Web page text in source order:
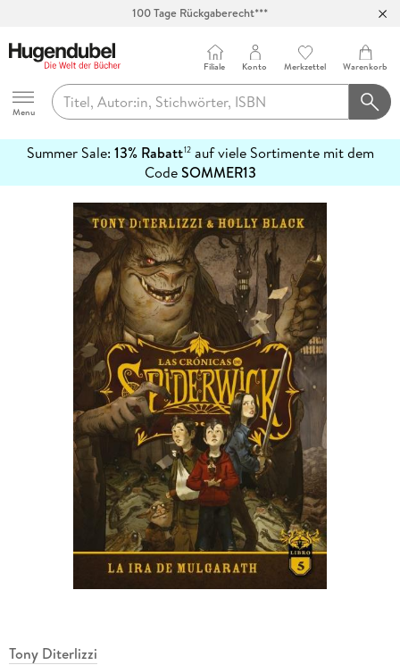
Hugendubel
Menu
Filiale Konto Merkzettel Warenkorb
Summer Sale: 13% Rabatt12auf viele Sortimente mit dem
CodeSOMMER13
erfahren
Tony Diterlizzi